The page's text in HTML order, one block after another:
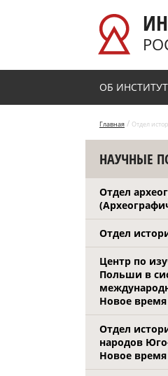
ОБ
Главная / Отдел
НАУЧНЫЕ
Отдел
Отдел
Центр по
Польши в
Новое время
Отдел
народов
Новое время